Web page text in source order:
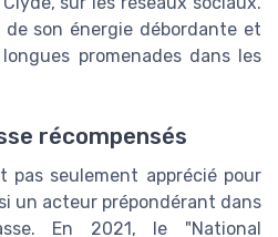
de son énergie débordante et
promenades dans les
récompensés
pas seulement apprécié pour
un acteur prépondérant dans
En 2021, le "National